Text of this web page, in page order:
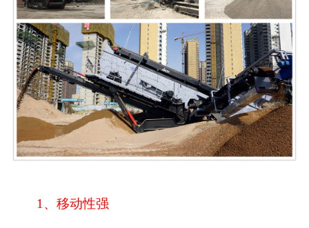
1、移动性强